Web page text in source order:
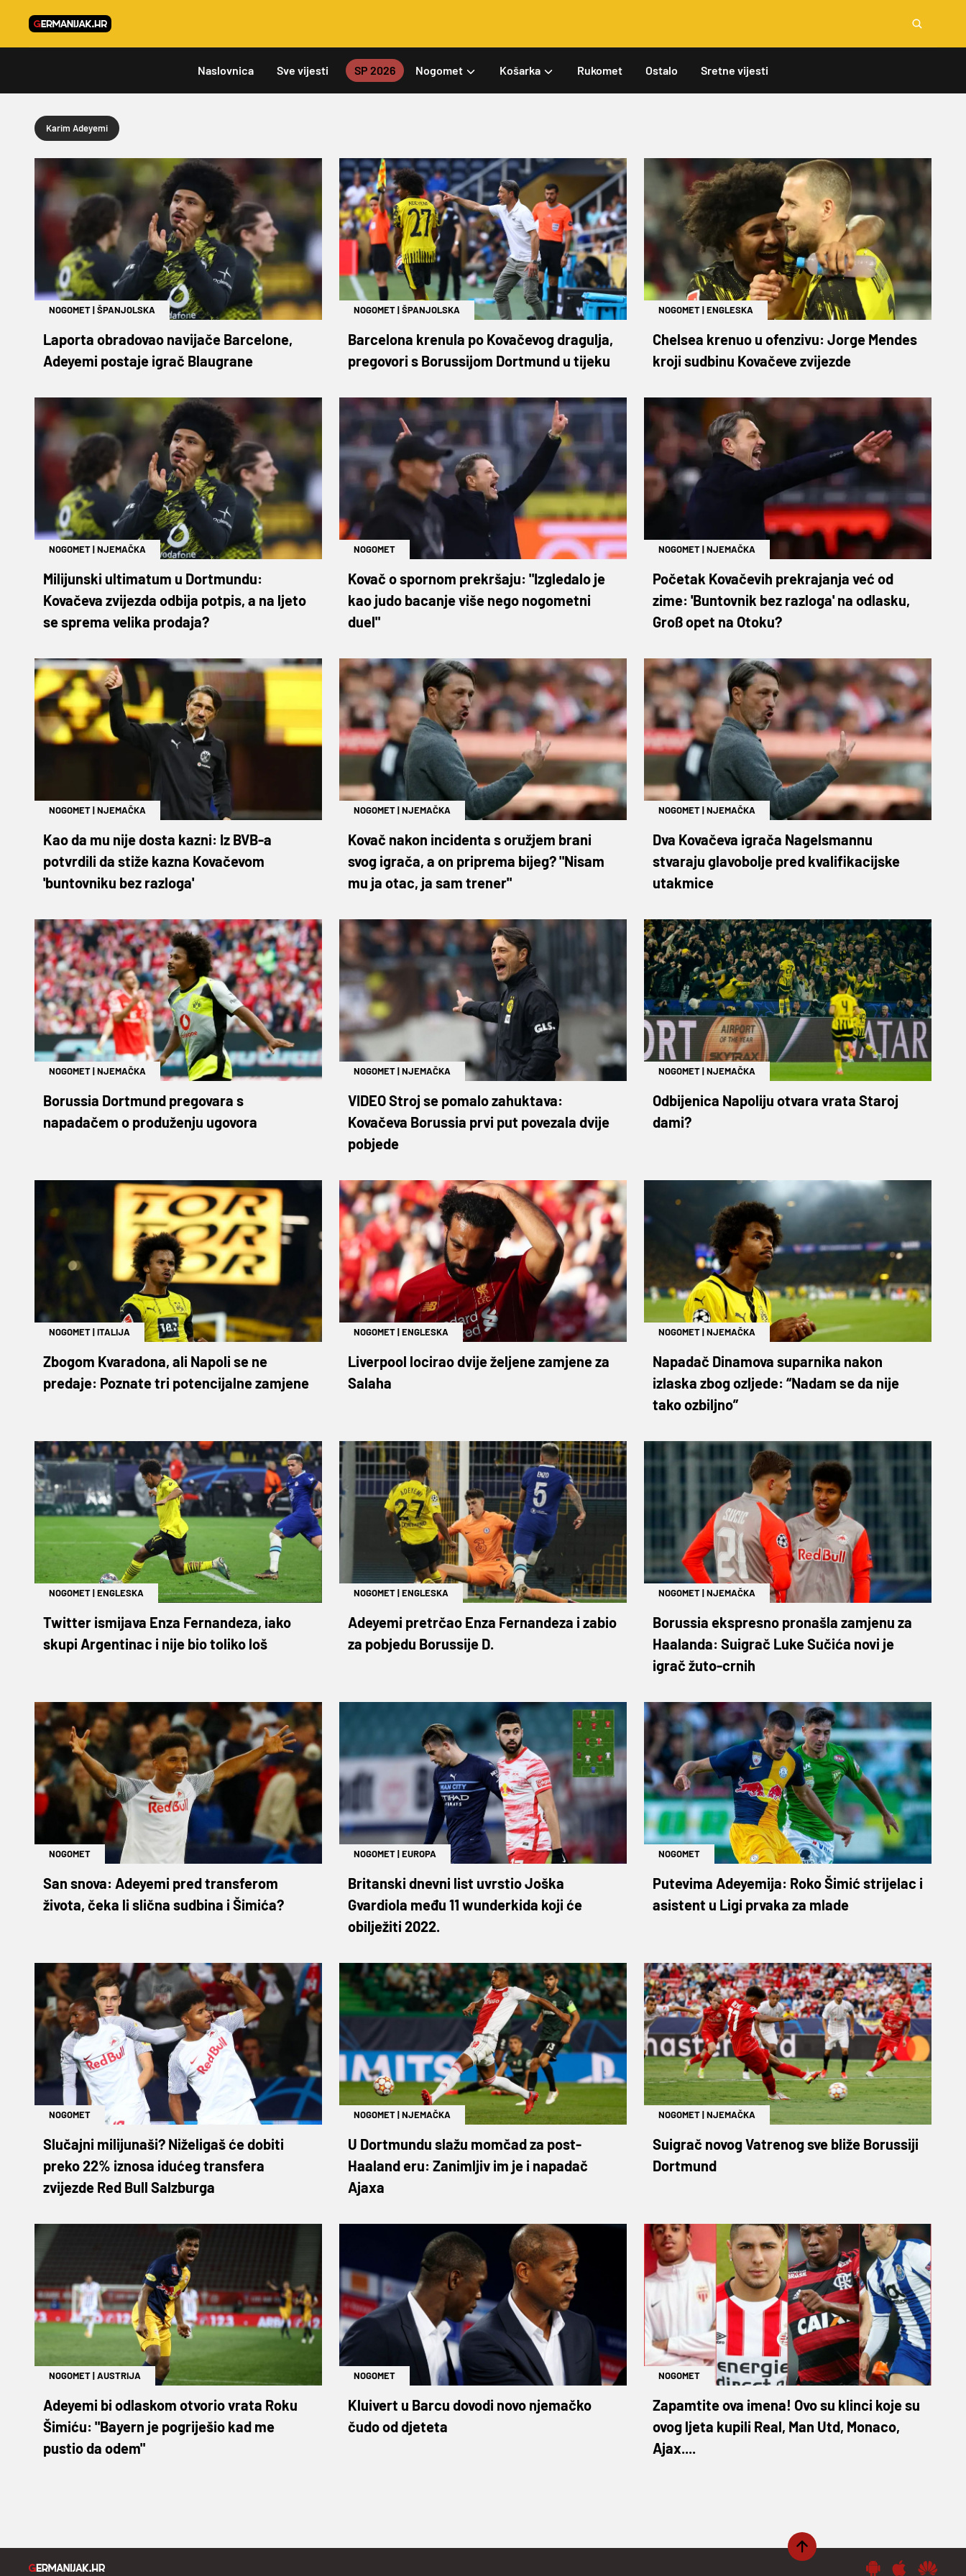
Naslovnica Sve vijesti SP 2026 Nogomet Košarka Rukomet Ostalo Sretne vijesti
Karim Adeyemi
NOGOMET|ŠPANJOLSKA
Laporta obradovao navijače Barcelone,
Adeyemi postaje igrač Blaugrane
NOGOMET|ŠPANJOLSKA
Barcelona krenula po Kovačevog dragulja,
pregovori s Borussijom Dortmund u tijeku
NOGOMET|ENGLESKA
Chelsea krenuo u ofenzivu: Jorge Mendes
kroji sudbinu Kovačeve zvijezde
NOGOMET|NJEMAČKA
Milijunski ultimatum u Dortmundu:
Kovačeva zvijezda odbija potpis, a na ljeto
se sprema velika prodaja?
NOGOMET
Kovač o spornom prekršaju: "Izgledalo je
kao judo bacanje više nego nogometni
duel"
NOGOMET|NJEMAČKA
Početak Kovačevih prekrajanja već od
zime: 'Buntovnik bez razloga' na odlasku,
Groß opet na Otoku?
NOGOMET|NJEMAČKA
Kao da mu nije dosta kazni: Iz BVB-a
potvrdili da stiže kazna Kovačevom
'buntovniku bez razloga'
NOGOMET|NJEMAČKA
Kovač nakon incidenta s oružjem brani
svog igrača, a on priprema bijeg? "Nisam
mu ja otac, ja sam trener"
NOGOMET|NJEMAČKA
Dva Kovačeva igrača Nagelsmannu
stvaraju glavobolje pred kvalifikacijske
utakmice
NOGOMET|NJEMAČKA
Borussia Dortmund pregovara s
napadačem o produženju ugovora
NOGOMET|NJEMAČKA
VIDEO Stroj se pomalo zahuktava:
Kovačeva Borussia prvi put povezala dvije
pobjede
NOGOMET|NJEMAČKA
Odbijenica Napoliju otvara vrata Staroj
dami?
NOGOMET|ITALIJA
Zbogom Kvaradona, ali Napoli se ne
predaje: Poznate tri potencijalne zamjene
NOGOMET|ENGLESKA
Liverpool locirao dvije željene zamjene za
Salaha
NOGOMET|NJEMAČKA
Napadač Dinamova suparnika nakon
izlaska zbog ozljede: “Nadam se da nije
tako ozbiljno”
NOGOMET|ENGLESKA
Twitter ismijava Enza Fernandeza, iako
skupi Argentinac i nije bio toliko loš
NOGOMET|ENGLESKA
Adeyemi pretrčao Enza Fernandeza i zabio
za pobjedu Borussije D.
NOGOMET|NJEMAČKA
Borussia ekspresno pronašla zamjenu za
Haalanda: Suigrač Luke Sučića novi je
igrač žuto-crnih
NOGOMET
San snova: Adeyemi pred transferom
života, čeka li slična sudbina i Šimića?
NOGOMET|EUROPA
Britanski dnevni list uvrstio Joška
Gvardiola među 11 wunderkida koji će
obilježiti 2022.
NOGOMET
Putevima Adeyemija: Roko Šimić strijelac i
asistent u Ligi prvaka za mlade
NOGOMET
Slučajni milijunaši? Niželigaš će dobiti
preko 22% iznosa idućeg transfera
zvijezde Red Bull Salzburga
NOGOMET|NJEMAČKA
U Dortmundu slažu momčad za post-
Haaland eru: Zanimljiv im je i napadač
Ajaxa
NOGOMET|NJEMAČKA
Suigrač novog Vatrenog sve bliže Borussiji
Dortmund
NOGOMET|AUSTRIJA
Adeyemi bi odlaskom otvorio vrata Roku
Šimiću: "Bayern je pogriješio kad me
pustio da odem"
NOGOMET
Kluivert u Barcu dovodi novo njemačko
čudo od djeteta
NOGOMET
Zapamtite ova imena! Ovo su klinci koje su
ovog ljeta kupili Real, Man Utd, Monaco,
Ajax....